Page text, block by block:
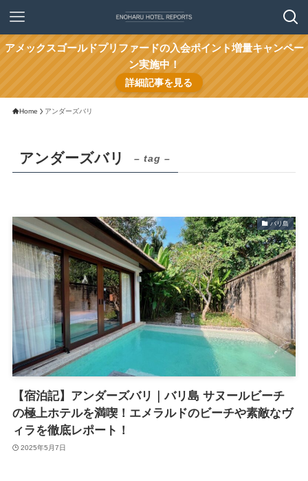
アメックスゴールドプリファードの入会ポイント増量キャンペー
ン実施中！
詳細記事を見る
Home アンダーズバリ
アンダーズバリ – tag –
バリ島
【宿泊記】アンダーズバリ｜バリ島 サヌールビーチ
の極上ホテルを満喫！エメラルドのビーチや素敵なヴ
ィラを徹底レポート！
2025年5月7日